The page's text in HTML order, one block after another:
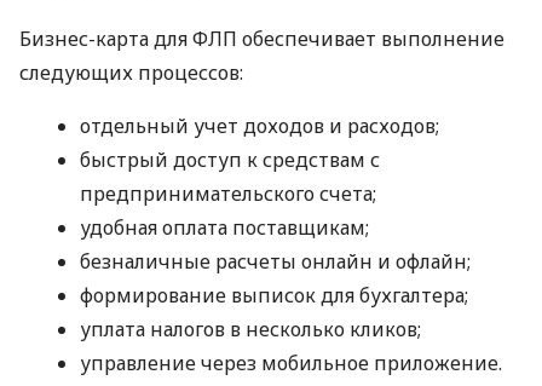
Бизнес-карта для ФЛП обеспечивает выполнение
следующих процессов:
отдельный учет доходов и расходов;
быстрый доступ к средствам с
предпринимательского счета;
удобная оплата поставщикам;
безналичные расчеты онлайн и офлайн;
формирование выписок для бухгалтера;
уплата налогов в несколько кликов;
управление через мобильное приложение.